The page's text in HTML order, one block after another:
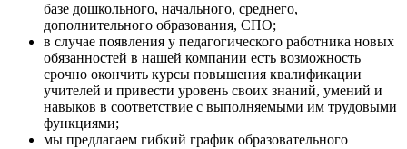
базе дошкольного, начального, среднего,
дополнительного образования, СПО;
в случае появления у педагогического работника новых
обязанностей в нашей компании есть возможность
срочно окончить курсы повышения квалификации
учителей и привести уровень своих знаний, умений и
навыков в соответствие с выполняемыми им трудовыми
функциями;
мы предлагаем гибкий график образовательного